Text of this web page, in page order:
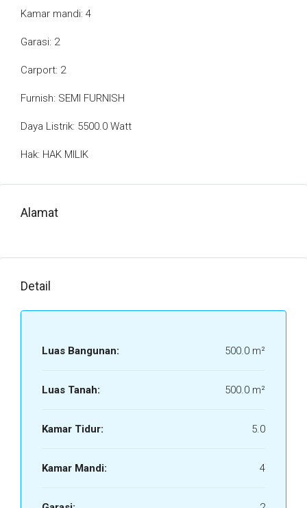
Kamar mandi: 4
Garasi: 2
Carport: 2
Furnish: SEMI FURNISH
Daya Listrik: 5500.0 Watt
Hak: HAK MILIK
Alamat
Detail
Luas Bangunan: 500.0 m²
Luas Tanah: 500.0 m²
Kamar Tidur: 5.0
Kamar Mandi: 4